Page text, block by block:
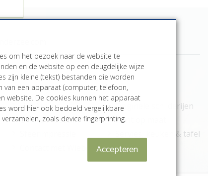
Meer informatie
Het Atelier
Online Museum
Originele schilderijen
Print op maat
Servies, keuken & tafel
om het bezoek naar de website te
en de website op een deugdelijke wijze
zijn kleine (tekst) bestanden die worden
van een apparaat (computer, telefoon,
website. De cookies kunnen het apparaat
word hier ook bedoeld vergelijkbare
zoals device fingerprinting.
Accepteren